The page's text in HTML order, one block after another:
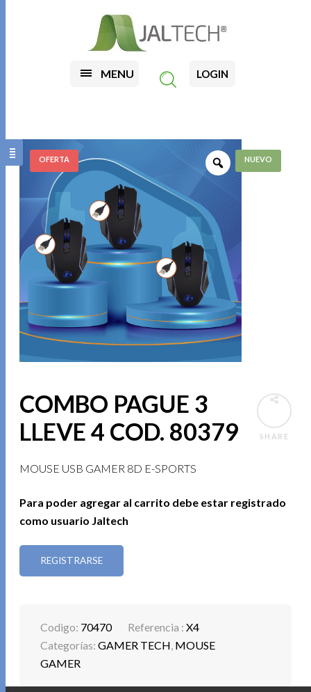
MENU LOGIN
SHARE
COMBO PAGUE 3
LLEVE 4 COD. 80379
MOUSE USB GAMER 8D E-SPORTS
Para poder agregar al carrito debe estar registrado
como usuario Jaltech
REGISTRARSE
Codigo: 70470 Referencia :X4
Categorías:GAMER TECH, MOUSE
GAMER